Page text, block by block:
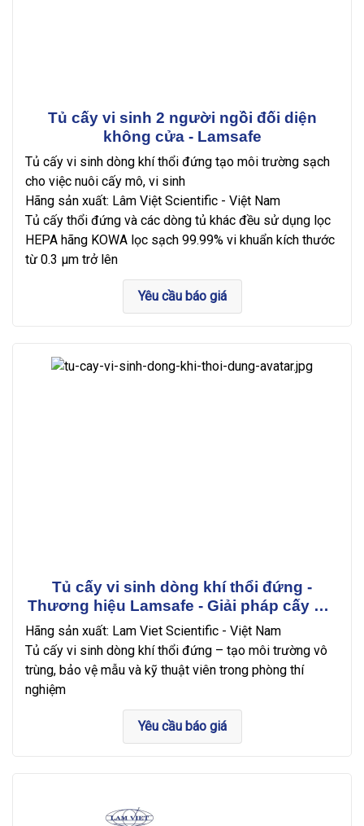
Tủ cấy vi sinh 2 người ngồi đối diện
không cửa - Lamsafe
Tủ cấy vi sinh dòng khí thổi đứng tạo môi trường sạch
cho việc nuôi cấy mô, vi sinh
Hãng sản xuất: Lâm Việt Scientific - Việt Nam
Tủ cấy thổi đứng và các dòng tủ khác đều sử dụng lọc
HEPA hãng KOWA lọc sạch 99.99% vi khuẩn kích thước
từ 0.3 µm trở lên
Yêu cầu báo giá
Tủ cấy vi sinh dòng khí thổi đứng -
Thương hiệu Lamsafe - Giải pháp cấy mô
an toàn và hiệu quả
Hãng sản xuất: Lam Viet Scientific - Việt Nam
Tủ cấy vi sinh dòng khí thổi đứng – tạo môi trường vô
trùng, bảo vệ mẫu và kỹ thuật viên trong phòng thí
nghiệm
Yêu cầu báo giá